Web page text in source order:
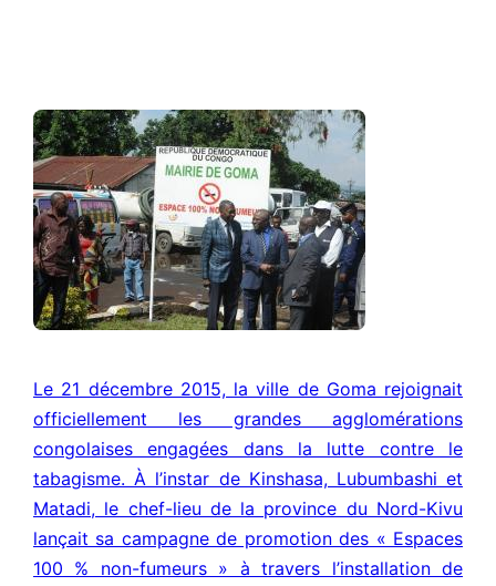
Le 21 décembre 2015, la ville de Goma rejoignait
officiellement les grandes agglomérations
congolaises engagées dans la lutte contre le
tabagisme. À l’instar de Kinshasa, Lubumbashi et
Matadi, le chef-lieu de la province du Nord-Kivu
lançait sa campagne de promotion des « Espaces
100 % non-fumeurs » à travers l’installation de